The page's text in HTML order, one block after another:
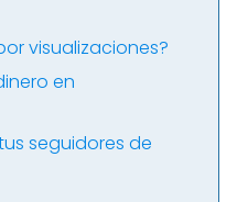
visualizaciones?
en
seguidores de